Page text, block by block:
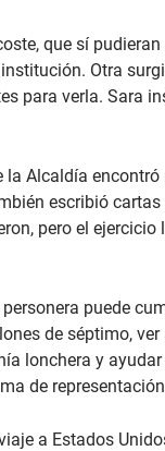
que sí
Otra
para verla. Sara
la Alcaldía
escribió
pero el ejercicio
puede
de séptimo,
lonchera y
de
a Estados